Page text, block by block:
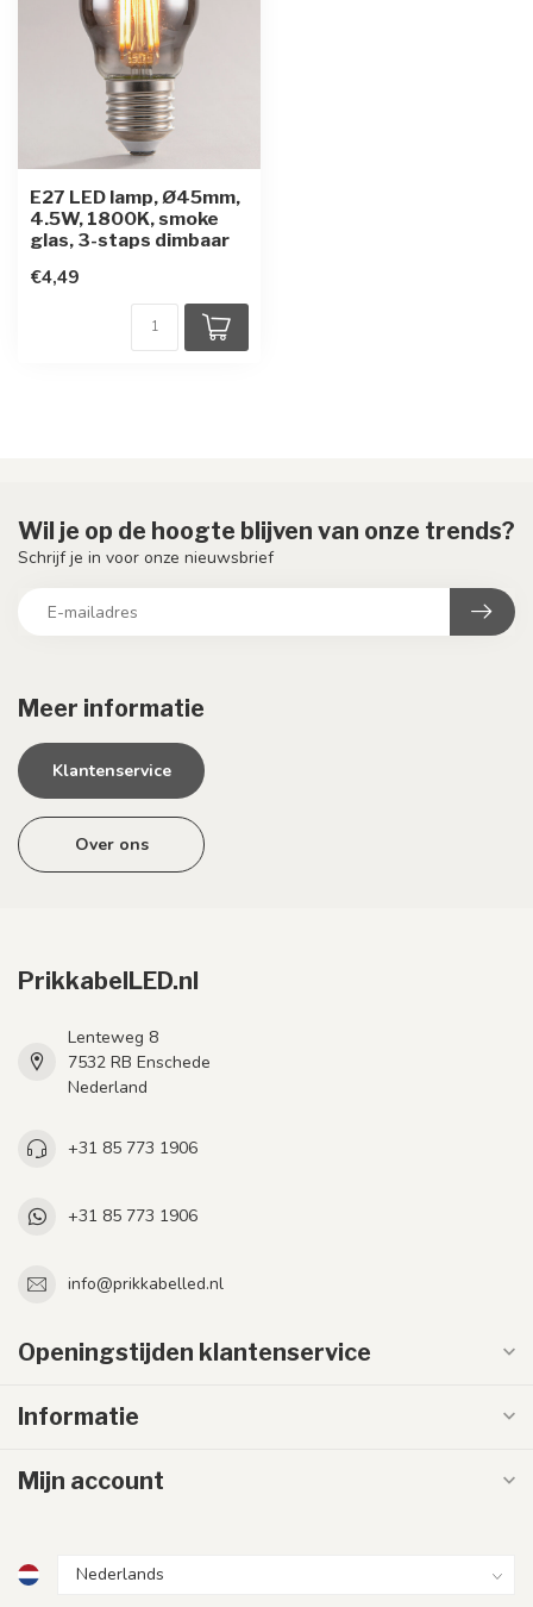
E27 LED lamp, Ø45mm,
4.5W, 1800K, smoke
glas, 3-staps dimbaar
€4,49
Meer informatie
Klantenservice
Over ons
Wil je op de hoogte blijven van onze trends?
Schrijf je in voor onze nieuwsbrief
PrikkabelLED.nl
Lenteweg 8
7532 RB Enschede
Nederland
+31 85 773 1906
+31 85 773 1906
info@prikkabelled.nl
Openingstijden klantenservice
Informatie
Mijn account